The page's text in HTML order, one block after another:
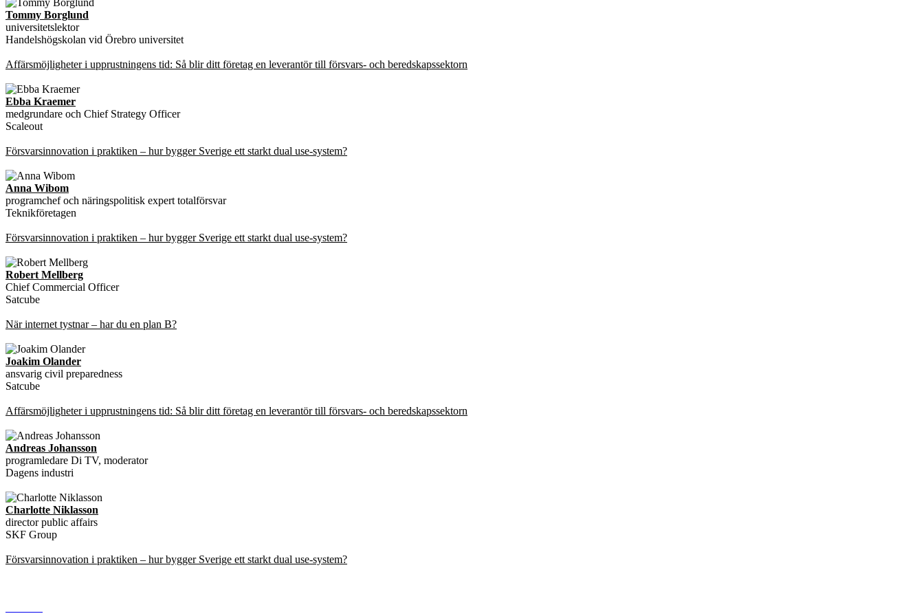
Tommy Borglund
universitetslektor
Handelshögskolan vid Örebro universitet
Affärsmöjligheter i upprustningens tid: Så blir ditt företag en leverantör till försvars- och beredskapssektorn
Ebba Kraemer
medgrundare och Chief Strategy Officer
Scaleout
Försvarsinnovation i praktiken – hur bygger Sverige ett starkt dual use-system?
Anna Wibom
programchef och näringspolitisk expert totalförsvar
Teknikföretagen
Försvarsinnovation i praktiken – hur bygger Sverige ett starkt dual use-system?
Robert Mellberg
Chief Commercial Officer
Satcube
När internet tystnar – har du en plan B?
Joakim Olander
ansvarig civil preparedness
Satcube
Affärsmöjligheter i upprustningens tid: Så blir ditt företag en leverantör till försvars- och beredskapssektorn
Andreas Johansson
programledare Di TV, moderator
Dagens industri
Charlotte Niklasson
director public affairs
SKF Group
Försvarsinnovation i praktiken – hur bygger Sverige ett starkt dual use-system?